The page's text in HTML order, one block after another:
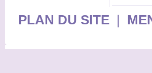
PLAN DU SITE|